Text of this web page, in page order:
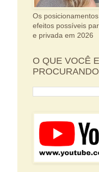
Os
efeitos possíveis
e privada em 2026
O QUE VOCÊ